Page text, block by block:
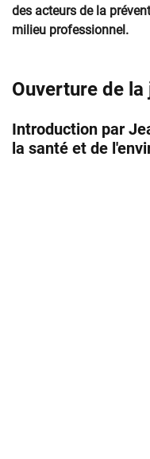
des acteurs de la
milieu professionnel.
Ouverture de la
Introduction par
la santé et de